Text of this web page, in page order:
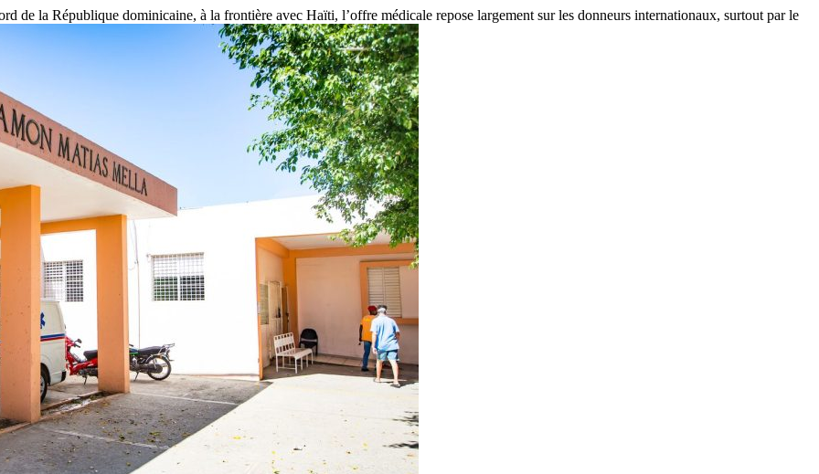
de la République dominicaine, à la frontière avec Haïti, l’offre médicale repose largement sur les donneurs internationaux, surtout par le